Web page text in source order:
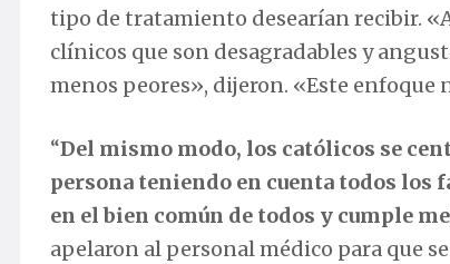
tipo de tratamiento desearían recibir.
clínicos que son desagradables y
menos peores», dijeron. «Este enfoque
“Del mismo modo, los católicos se
persona teniendo en cuenta todos los
en el bien común de todos y cumple
apelaron al personal médico para que